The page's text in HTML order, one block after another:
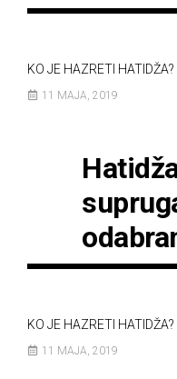
KO JE HAZRETI HATIDŽA?
11 MAJA, 2019
KO JE HAZRETI HATIDŽA?
11 MAJA, 2019